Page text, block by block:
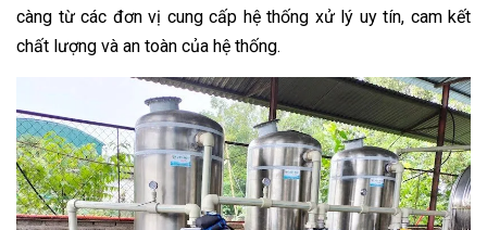
càng từ các đơn vị cung cấp hệ thống xử lý uy tín, cam kết
chất lượng và an toàn của hệ thống.